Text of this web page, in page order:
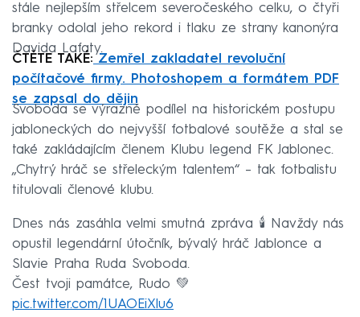
stále nejlepším střelcem severočeského celku, o čtyři
branky odolal jeho rekord i tlaku ze strany kanonýra
Davida Lafaty.
ČTĚTE TAKÉ: Zemřel zakladatel revoluční
počítačové firmy. Photoshopem a formátem PDF
se zapsal do dějin
Svoboda se výrazně podílel na historickém postupu
jabloneckých do nejvyšší fotbalové soutěže a stal se
také zakládajícím členem Klubu legend FK Jablonec.
„Chytrý hráč se střeleckým talentem“ – tak fotbalistu
titulovali členové klubu.
Dnes nás zasáhla velmi smutná zpráva 🕯️ Navždy nás
opustil legendární útočník, bývalý hráč Jablonce a
Slavie Praha Ruda Svoboda.
Čest tvoji památce, Rudo 💚
pic.twitter.com/1UAOEiXlu6